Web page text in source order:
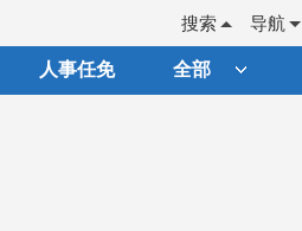
导航
搜索
人事任免 全部